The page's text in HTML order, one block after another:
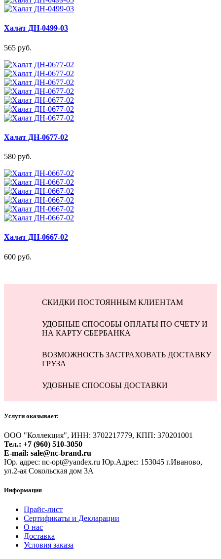
Халат ДН-0499-03
565 руб.
Халат ДН-0677-02
580 руб.
Халат ДН-0667-02
600 руб.
СКИДКИ ПОСТОЯННЫМ КЛИЕНТАМ
УДОБНЫЕ СПОСОБЫ ОПЛАТЫ ПО СЧЕТУ И
НА КАРТУ СБЕРБАНКА
ВОЗМОЖНОСТЬ ЗАСТРАХОВАТЬ ДОСТАВКУ
ГРУЗА
УДОБНЫЕ СПОСОБЫ ДОСТАВКИ
Услуги оказывает:
ООО "Коллекция", ИНН: 3702217779, КПП: 370201001
Тел.: +7 (960) 510-3050
E-mail: sale@nc-brand.ru
Юр. адрес: nc-opt@yandex.ru Юр.Адрес: 153045 г.Иваново,
ул.2-ая Сокольская дом 3А
Информация
Прайс-лист
Сертификаты и Декларации
О нас
Доставка
Условия заказа